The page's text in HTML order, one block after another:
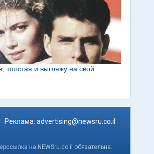
Реклама: advertising@newsru.co.il
на NEWSru.co.il обязательна.